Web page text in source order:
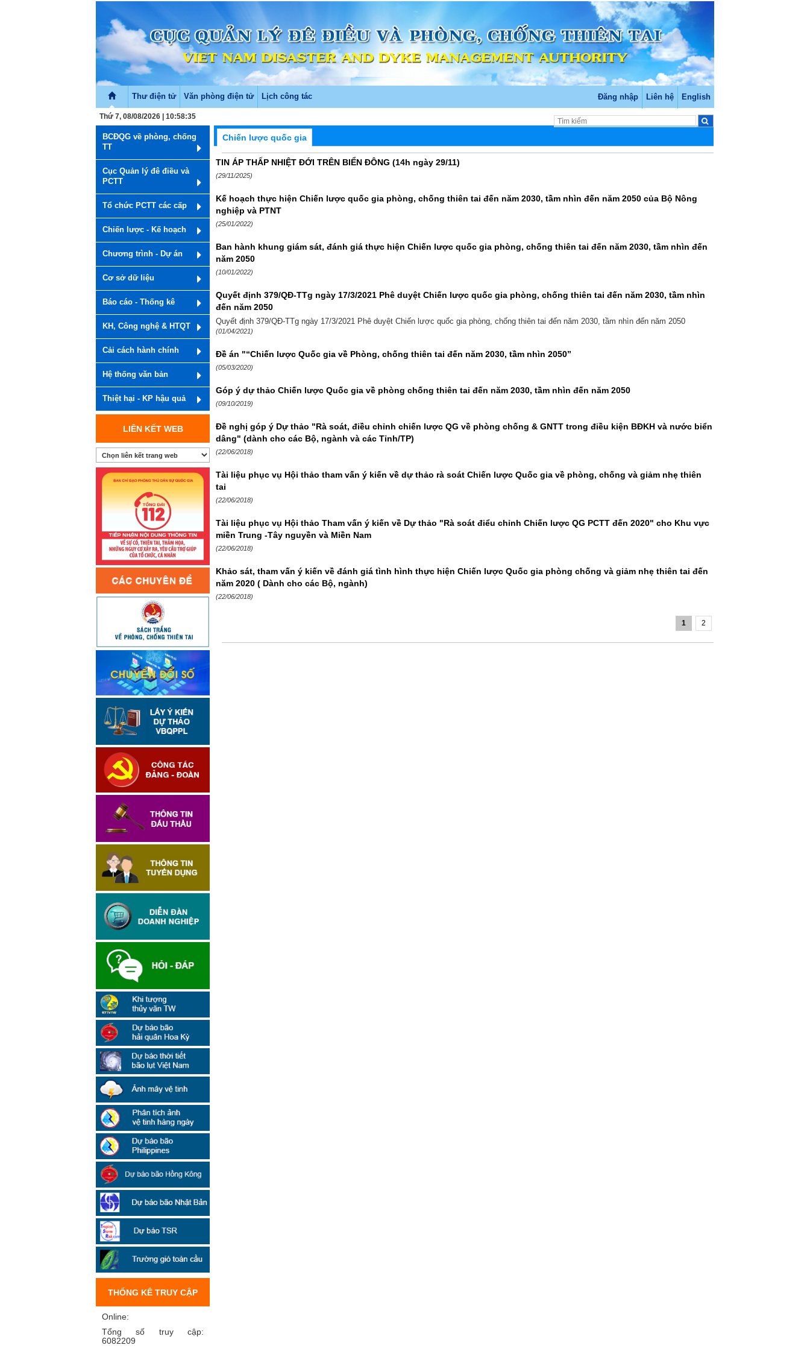
Thư điện tử Văn phòng điện tử Lịch công tác Đăng nhập Liên hệ English
Thứ 7, 08/08/2026 | 10:58:35
BCĐQG về phòng, chống
TT
Cục Quản lý đê điều và
PCTT
Tổ chức PCTT các cấp
Chiến lược - Kế hoạch
Chương trình - Dự án
Cơ sở dữ liệu
Báo cáo - Thống kê
KH, Công nghệ & HTQT
Cải cách hành chính
Hệ thống văn bản
Thiệt hại - KP hậu quả
LIÊN KẾT WEB
THỐNG KÊ TRUY CẬP
Online:
Tổng số truy cập:
6082209
Chiến lược quốc gia
TIN ÁP THẤP NHIỆT ĐỚI TRÊN BIỂN ĐÔNG (14h ngày 29/11)
(29/11/2025)
Kế hoạch thực hiện Chiến lược quốc gia phòng, chống thiên tai đến năm 2030, tầm nhìn đến năm 2050 của Bộ Nông
nghiệp và PTNT
(25/01/2022)
Ban hành khung giám sát, đánh giá thực hiện Chiến lược quốc gia phòng, chống thiên tai đến năm 2030, tầm nhìn đến
năm 2050
(10/01/2022)
Quyết định 379/QĐ-TTg ngày 17/3/2021 Phê duyệt Chiến lược quốc gia phòng, chống thiên tai đến năm 2030, tầm nhìn
đến năm 2050
Quyết định 379/QĐ-TTg ngày 17/3/2021 Phê duyệt Chiến lược quốc gia phòng, chống thiên tai đến năm 2030, tầm nhìn đến năm 2050
(01/04/2021)
Đề án "“Chiến lược Quốc gia về Phòng, chống thiên tai đến năm 2030, tầm nhìn 2050”
(05/03/2020)
Góp ý dự thảo Chiến lược Quốc gia về phòng chống thiên tai đến năm 2030, tầm nhìn đến năm 2050
(09/10/2019)
Đề nghị góp ý Dự thảo "Rà soát, điều chỉnh chiến lược QG về phòng chống & GNTT trong điều kiện BĐKH và nước biển
dâng" (dành cho các Bộ, ngành và các Tỉnh/TP)
(22/06/2018)
Tài liệu phục vụ Hội thảo tham vấn ý kiến về dự thảo rà soát Chiến lược Quốc gia về phòng, chống và giảm nhẹ thiên
tai
(22/06/2018)
Tài liệu phục vụ Hội thảo Tham vấn ý kiến về Dự thảo "Rà soát điểu chỉnh Chiến lược QG PCTT đến 2020" cho Khu vực
miền Trung -Tây nguyền và Miền Nam
(22/06/2018)
Khảo sát, tham vấn ý kiến về đánh giá tình hình thực hiện Chiến lược Quốc gia phòng chống và giảm nhẹ thiên tai đến
năm 2020 ( Dành cho các Bộ, ngành)
(22/06/2018)
1 2